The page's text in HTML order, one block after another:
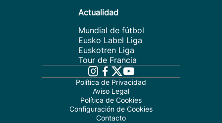
Actualidad
Mundial de fútbol
Eusko Label Liga
Euskotren Liga
Tour de Francia
Política de Privacidad
Aviso Legal
Política de Cookies
Configuración de Cookies
Contacto